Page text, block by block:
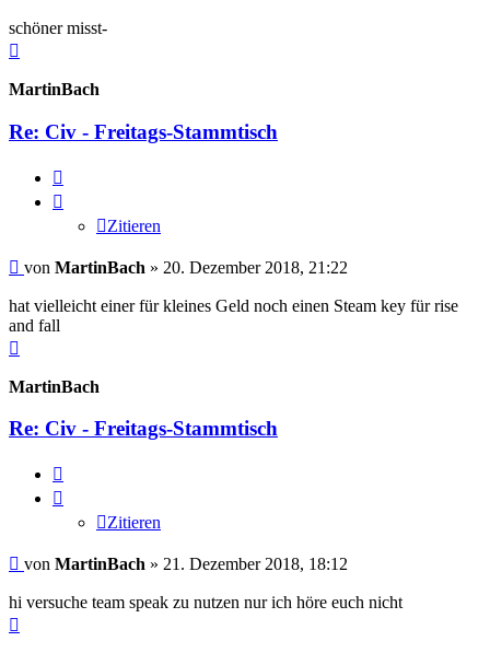
schöner misst-
MartinBach
Re: Civ - Freitags-Stammtisch
Zitieren
Beitrag
von MartinBach » 20. Dezember 2018, 21:22
hat vielleicht einer für kleines Geld noch einen Steam key für rise
and fall
MartinBach
Re: Civ - Freitags-Stammtisch
Zitieren
Beitrag
von MartinBach » 21. Dezember 2018, 18:12
hi versuche team speak zu nutzen nur ich höre euch nicht